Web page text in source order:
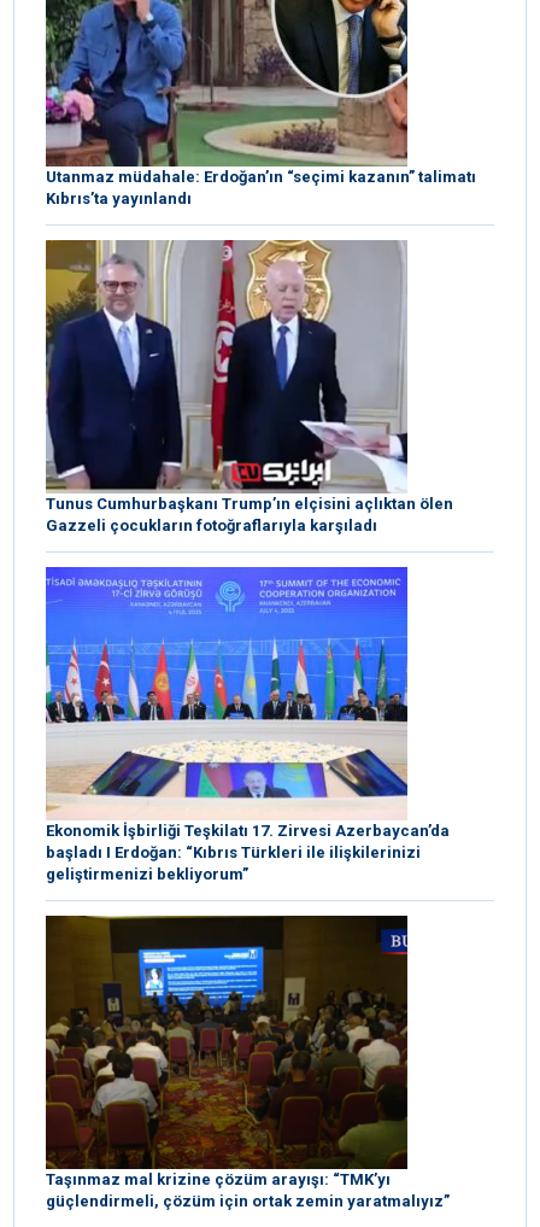
Utanmaz müdahale: Erdoğan’ın “seçimi kazanın” talimatı
Kıbrıs’ta yayınlandı
Tunus Cumhurbaşkanı Trump’ın elçisini açlıktan ölen
Gazzeli çocukların fotoğraflarıyla karşıladı
Ekonomik İşbirliği Teşkilatı 17. Zirvesi Azerbaycan’da
başladı I Erdoğan: “Kıbrıs Türkleri ile ilişkilerinizi
geliştirmenizi bekliyorum”
Taşınmaz mal krizine çözüm arayışı: “TMK’yı
güçlendirmeli, çözüm için ortak zemin yaratmalıyız”